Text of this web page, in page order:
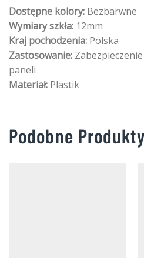
Dostępne kolory: Bezbarwne
Wymiary szkła: 12mm
Kraj pochodzenia: Polska
Zastosowanie:
paneli
Materiał: Plastik
Podobne Produkty